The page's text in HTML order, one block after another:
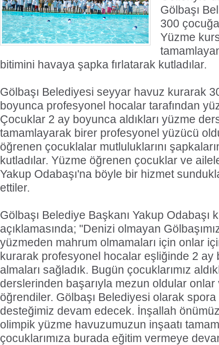
Gölbaşı
300
Yüzme
bitimini havaya şapka fırlatarak kutladılar.
Gölbaşı Belediyesi seyyar havuz kurarak
boyunca profesyonel hocalar tarafından
Çocuklar 2 ay boyunca aldıkları yüzme
tamamlayarak birer profesyonel yüzücü
öğrenen çocuklalar mutluluklarını
kutladılar. Yüzme öğrenen çocuklar ve
Yakup Odabaşı'na böyle bir hizmet
ettiler.
Gölbaşı Belediye Başkanı Yakup Odabaşı
açıklamasında; "Denizi olmayan
yüzmeden mahrum olmamaları için onlar
kurarak profesyonel hocalar eşliğinde 2 ay
almaları sağladık. Bugün çocuklarımız
derslerinden başarıyla mezun oldular
öğrendiler. Gölbaşı Belediyesi olarak spora
desteğimiz devam edecek. İnşallah
olimpik yüzme havuzumuzun inşaatı
çocuklarımıza burada eğitim vermeye